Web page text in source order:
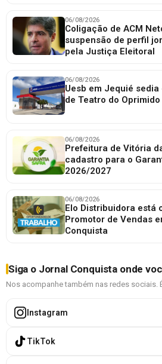
06/08/2026
Coligação de ACM
suspensão de perfil
pela Justiça Eleitoral
06/08/2026
Uesb em Jequié
de Teatro do
06/08/2026
Prefeitura de Vitória
cadastro para o
2026/2027
06/08/2026
Elo Distribuidora está
Promotor de Vendas
Conquista
Siga o Jornal Conquista onde
Nos acompanhe também nas redes sociais.
Instagram
TikTok